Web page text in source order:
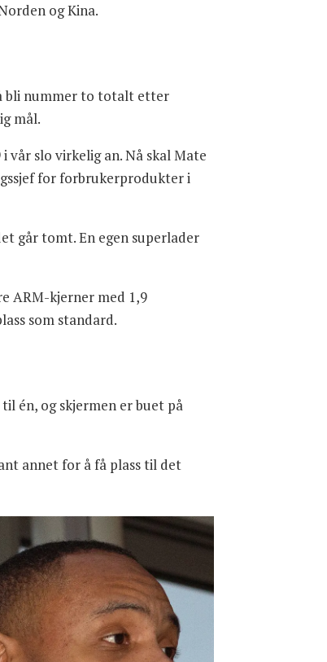
og Kina.
bli nummer to totalt etter
mål.
vår slo virkelig an. Nå skal Mate
for forbrukerprodukter i
går tomt. En egen superlader
ARM-kjerner med 1,9
som standard.
én, og skjermen er buet på
annet for å få plass til det